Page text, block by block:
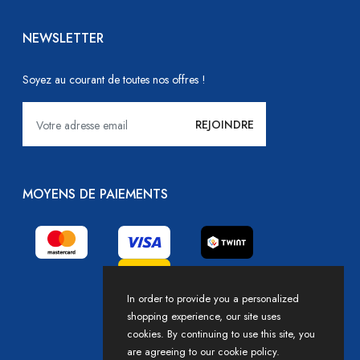
NEWSLETTER
Soyez au courant de toutes nos offres !
MOYENS DE PAIEMENTS
In order to provide you a personalized
shopping experience, our site uses
cookies. By continuing to use this site, you
are agreeing to our cookie policy.